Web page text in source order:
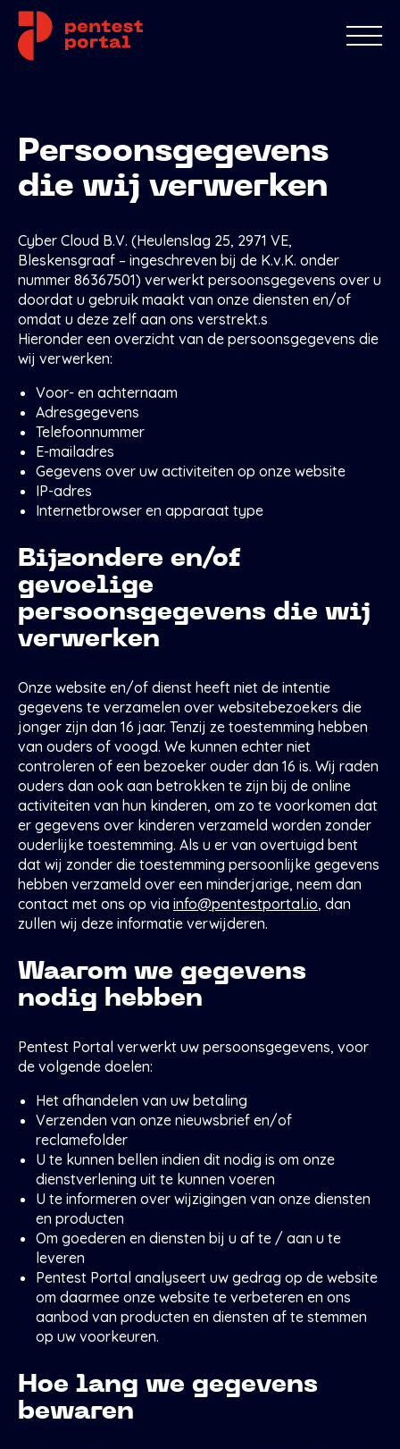
Functies
Prijs
Updates
Persoonsgegevens
die wij verwerken
Cyber Cloud B.V. (Heulenslag 25, 2971 VE,
Bleskensgraaf – ingeschreven bij de K.v.K. onder
nummer 86367501) verwerkt persoonsgegevens over u
doordat u gebruik maakt van onze diensten en/of
omdat u deze zelf aan ons verstrekt.s
Hieronder een overzicht van de persoonsgegevens die
wij verwerken:
Voor- en achternaam
Adresgegevens
Telefoonnummer
E-mailadres
Gegevens over uw activiteiten op onze website
IP-adres
Internetbrowser en apparaat type
Bijzondere en/of
gevoelige
persoonsgegevens die wij
verwerken
Onze website en/of dienst heeft niet de intentie
gegevens te verzamelen over websitebezoekers die
jonger zijn dan 16 jaar. Tenzij ze toestemming hebben
van ouders of voogd. We kunnen echter niet
controleren of een bezoeker ouder dan 16 is. Wij raden
ouders dan ook aan betrokken te zijn bij de online
activiteiten van hun kinderen, om zo te voorkomen dat
er gegevens over kinderen verzameld worden zonder
ouderlijke toestemming. Als u er van overtuigd bent
dat wij zonder die toestemming persoonlijke gegevens
hebben verzameld over een minderjarige, neem dan
contact met ons op via info@pentestportal.io, dan
zullen wij deze informatie verwijderen.
Waarom we gegevens
nodig hebben
Pentest Portal verwerkt uw persoonsgegevens, voor
de volgende doelen:
Het afhandelen van uw betaling
Verzenden van onze nieuwsbrief en/of
reclamefolder
U te kunnen bellen indien dit nodig is om onze
dienstverlening uit te kunnen voeren
U te informeren over wijzigingen van onze diensten
en producten
Om goederen en diensten bij u af te / aan u te
leveren
Pentest Portal analyseert uw gedrag op de website
om daarmee onze website te verbeteren en ons
aanbod van producten en diensten af te stemmen
op uw voorkeuren.
Hoe lang we gegevens
bewaren
Voornaam *
Achternaam *
Type pentester *
E-mailadres *
Ik heb de
algemene voorwaarden gelezen
en ben akkoord *
Account aanmaken